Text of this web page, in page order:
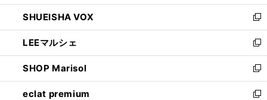
ウ
で
開
く
ン
ド
ウ
で
開
く
ウ
ィ
ン
ド
ウ
で
開
く
し
い
ウ
ィ
ン
ド
ウ
で
SHUEISHA VOX
新
し
い
ウ
ィ
ン
ド
LEEマルシェ
新
し
い
ウ
ィ
SHOP Marisol
新
し
い
eclat premium
新